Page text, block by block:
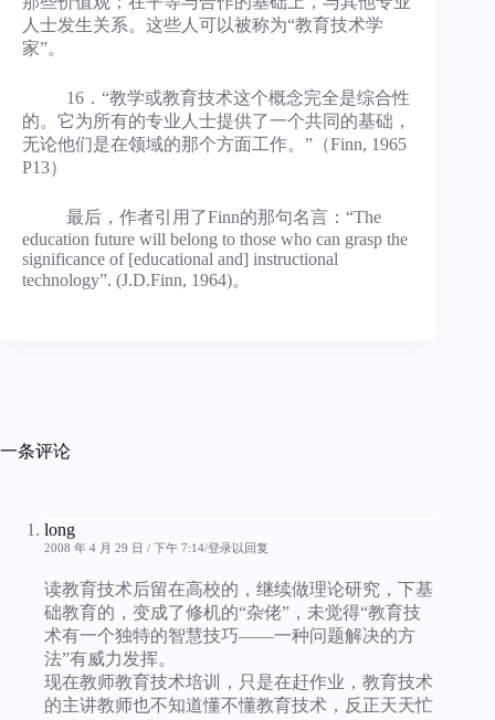
人士发生关系。这些人可以被称为“教育技术学
家”。
16．“教学或教育技术这个概念完全是综合性
的。它为所有的专业人士提供了一个共同的基础，
无论他们是在领域的那个方面工作。”（Finn, 1965
P13）
最后，作者引用了Finn的那句名言：“The
education future will belong to those who can grasp the
significance of [educational and] instructional
technology”. (J.D.Finn, 1964)。
一条评论
long
2008 年 4 月 29 日 / 下午 7:14 登录以回复
读教育技术后留在高校的，继续做理论研究，下基
础教育的，变成了修机的“杂佬”，未觉得“教育技
术有一个独特的智慧技巧——一种问题解决的方
法”有威力发挥。
现在教师教育技术培训，只是在赶作业，教育技术
的主讲教师也不知道懂不懂教育技术，反正天天忙